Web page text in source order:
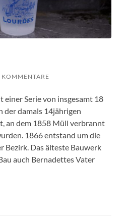
KOMMENTARE
einer Serie von insgesamt 18
der damals 14jährigen
an dem 1858 Müll verbrannt
1866 entstand um die
Bezirk. Das älteste Bauwerk
auch Bernadettes Vater